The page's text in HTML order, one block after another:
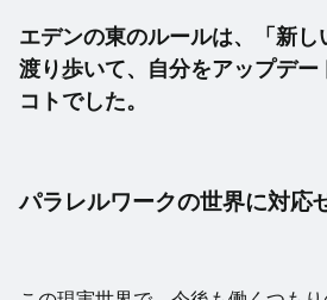
エデンの東のルールは、「新
渡り歩いて、自分をアップデー
コトでした。
パラレルワークの世界に対応